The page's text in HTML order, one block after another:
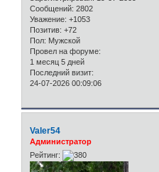
Сообщений: 2802
Уважение: +1053
Позитив: +72
Пол: Мужской
Провел на форуме:
1 месяц 5 дней
Последний визит:
24-07-2026 00:09:06
Valer54
Администратор
Рейтинг: